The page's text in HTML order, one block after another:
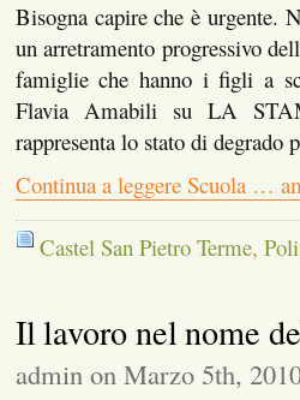
Bisogna capire che è urgente.
un arretramento progressivo
famiglie che hanno i figli a
Flavia Amabili su LA
rappresenta lo stato di
Continua a leggere Scuola …
Castel San Pietro Terme,
Il lavoro nel nome
admin on Marzo 5th,